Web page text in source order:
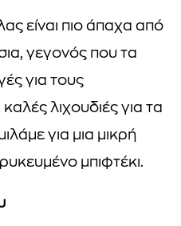
είναι πιο άπαχα από
γεγονός που τα
για τους
λιχουδιές για τα
για μια μικρή
μπιφτέκι.